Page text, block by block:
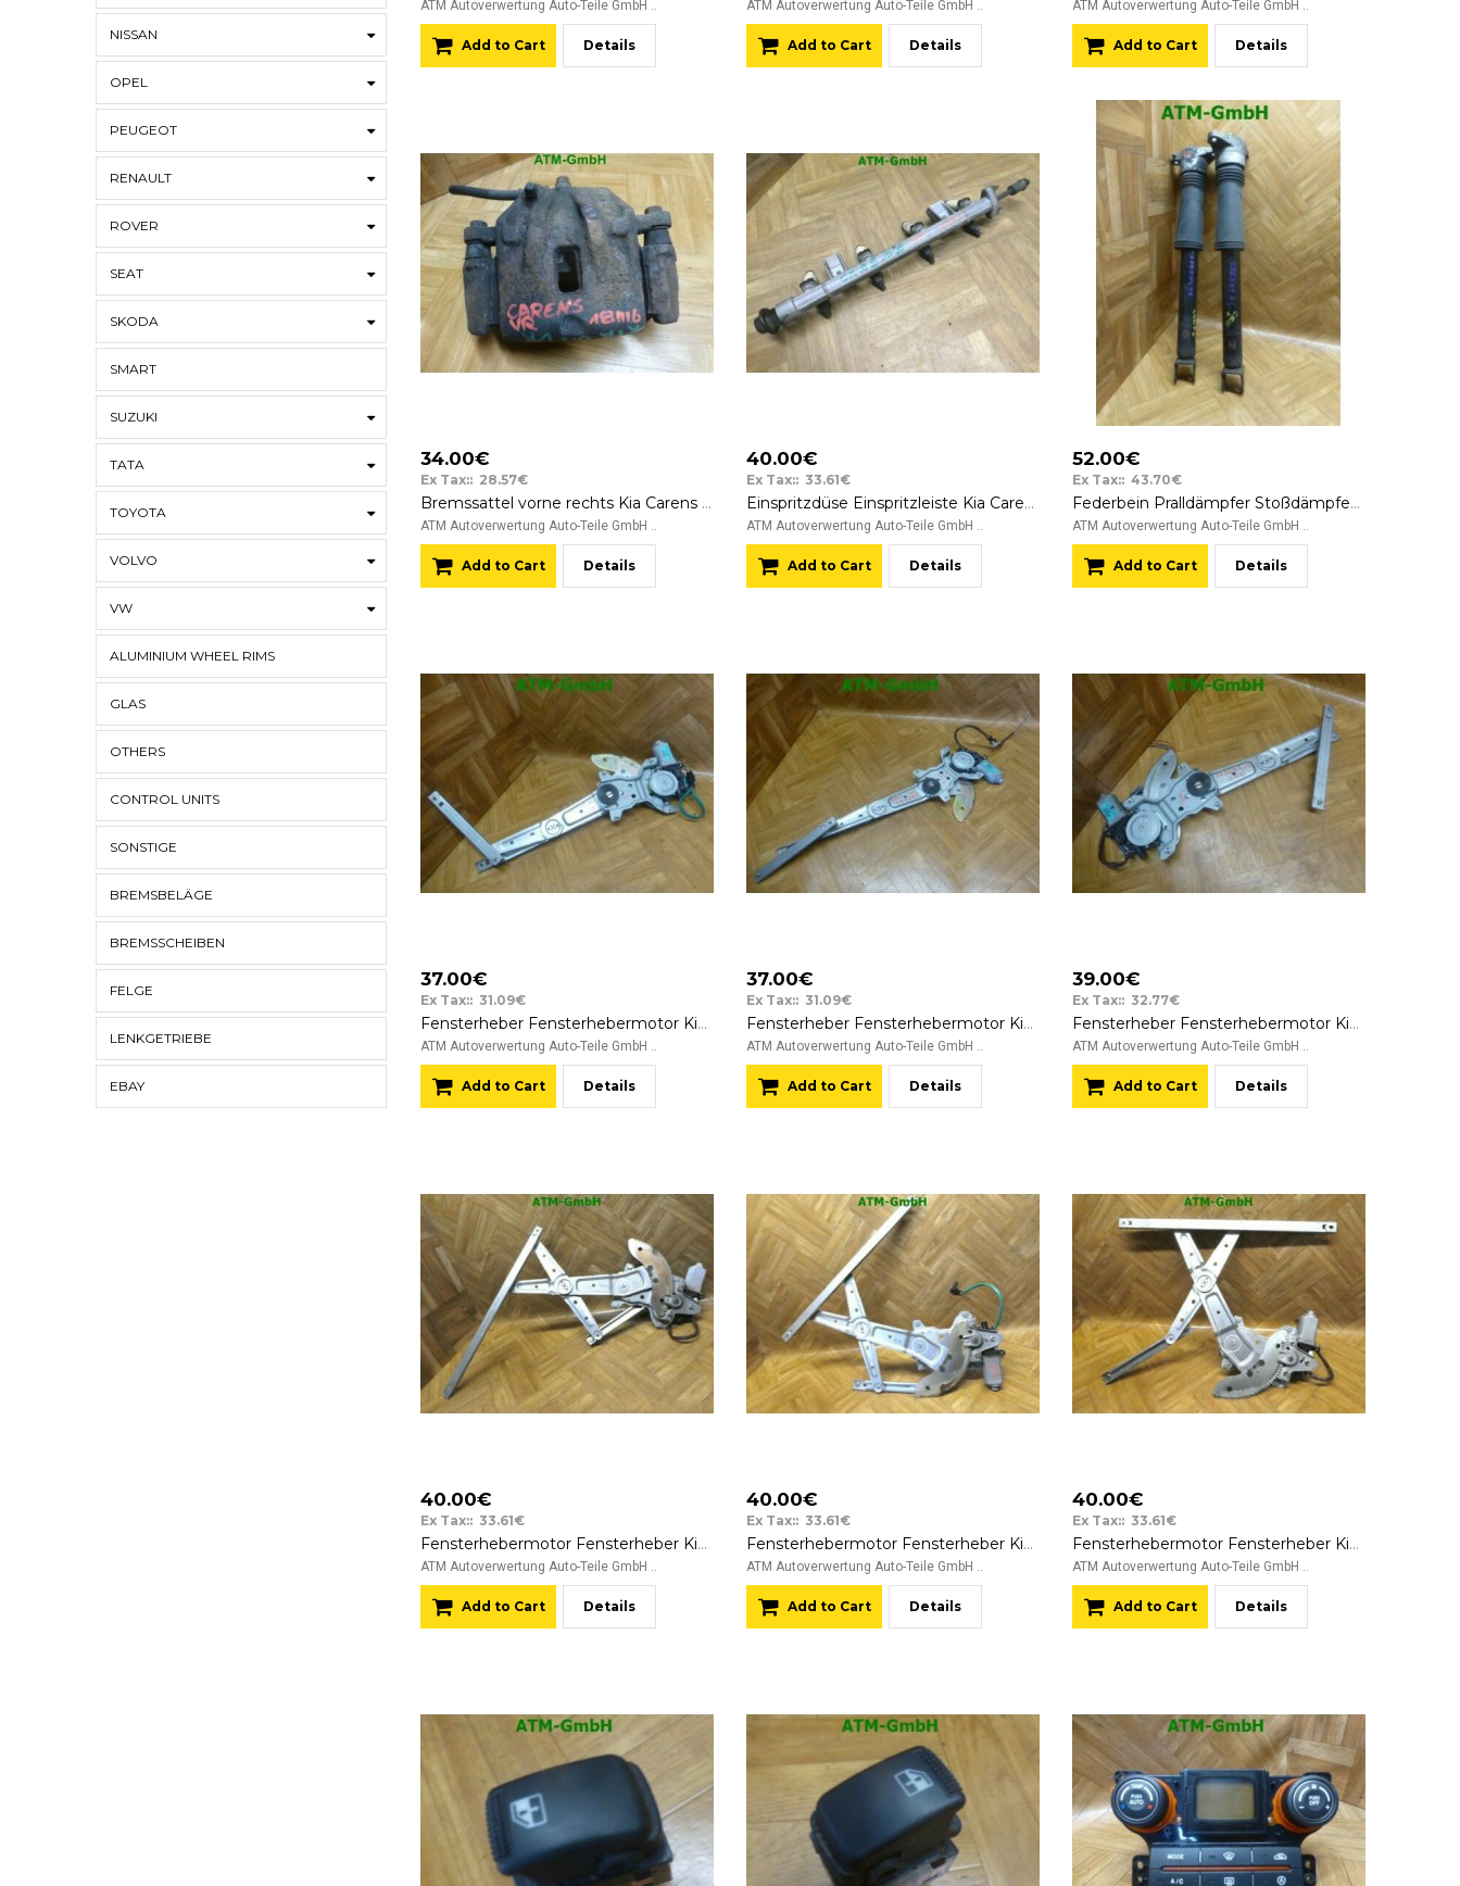
NISSAN
OPEL
PEUGEOT
RENAULT
ROVER
SEAT
SKODA
SMART
SUZUKI
TATA
TOYOTA
VOLVO
VW
ALUMINIUM WHEEL RIMS
GLAS
OTHERS
CONTROL UNITS
SONSTIGE
BREMSBELÄGE
BREMSSCHEIBEN
FELGE
LENKGETRIEBE
EBAY
ATM Autoverwertung Auto-Teile GmbH ..
Add to Cart Details
ATM Autoverwertung Auto-Teile GmbH ..
Add to Cart Details
ATM Autoverwertung Auto-Teile GmbH ..
Add to Cart Details
34.00€
Ex Tax:: 28.57€
Bremssattel vorne rechts Kia Carens II 2,0 CRDi KMC BK4
ATM Autoverwertung Auto-Teile GmbH ..
Add to Cart Details
40.00€
Ex Tax:: 33.61€
Einspritzdüse Einspritzleiste Kia Carens 2.0 CVVT 102 kW 139 PS
ATM Autoverwertung Auto-Teile GmbH ..
Add to Cart Details
52.00€
Ex Tax:: 43.70€
Federbein Pralldämpfer Stoßdämpfer Kia Carens x 2 Stück hinten 55311-1D400
ATM Autoverwertung Auto-Teile GmbH ..
Add to Cart Details
37.00€
Ex Tax:: 31.09€
Fensterheber Fensterhebermotor Kia Carens hinten links Fahrerseite Denso 12v
ATM Autoverwertung Auto-Teile GmbH ..
Add to Cart Details
37.00€
Ex Tax:: 31.09€
Fensterheber Fensterhebermotor Kia Carens hinten rechts Beifahrerseite
ATM Autoverwertung Auto-Teile GmbH ..
Add to Cart Details
39.00€
Ex Tax:: 32.77€
Fensterheber Fensterhebermotor Kia Carens vorne rechts Beifahrerseite
ATM Autoverwertung Auto-Teile GmbH ..
Add to Cart Details
40.00€
Ex Tax:: 33.61€
Fensterhebermotor Fensterheber Kia Carens hinten rechts Denso OK2FA-58/7256Y 12v
ATM Autoverwertung Auto-Teile GmbH ..
Add to Cart Details
40.00€
Ex Tax:: 33.61€
Fensterhebermotor Fensterheber Kia Carens hinten rechts Denso OK2FA-58/7356Y 12v
ATM Autoverwertung Auto-Teile GmbH ..
Add to Cart Details
40.00€
Ex Tax:: 33.61€
Fensterhebermotor Fensterheber Kia Carens vorne rechts Denso OK2FA-58/7256Y 12v
ATM Autoverwertung Auto-Teile GmbH ..
Add to Cart Details